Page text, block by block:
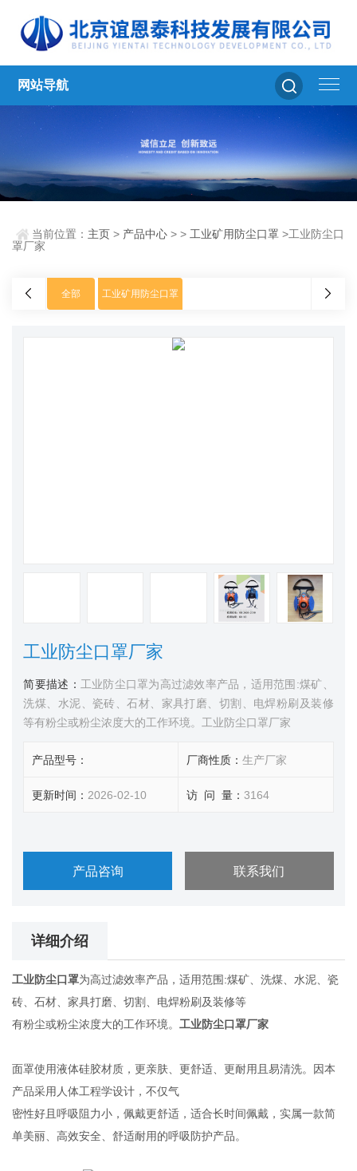
网站导航
当前位置： 主页 > 产品中心 > >工业矿用防尘口罩 >工业防尘口
罩厂家
全部 工业矿用防尘口罩
工业防尘口罩厂家
简要描述： 工业防尘口罩为高过滤效率产品，适用范围:煤矿、
洗煤、水泥、瓷砖、石材、家具打磨、切割、电焊粉刷及装修
等有粉尘或粉尘浓度大的工作环境。工业防尘口罩厂家
产品型号： 厂商性质：生产厂家
更新时间：2026-02-10 访 问 量：3164
产品咨询 联系我们
详细介绍
工业防尘口罩为高过滤效率产品，适用范围:煤矿、洗煤、水泥、瓷
砖、石材、家具打磨、切割、电焊粉刷及装修等
有粉尘或粉尘浓度大的工作环境。工业防尘口罩厂家
面罩使用液体硅胶材质，更亲肤、更舒适、更耐用且易清洗。因本
产品采用人体工程学设计，不仅气
密性好且呼吸阻力小，佩戴更舒适，适合长时间佩戴，实属一款简
单美丽、高效安全、舒适耐用的呼吸防护产品。